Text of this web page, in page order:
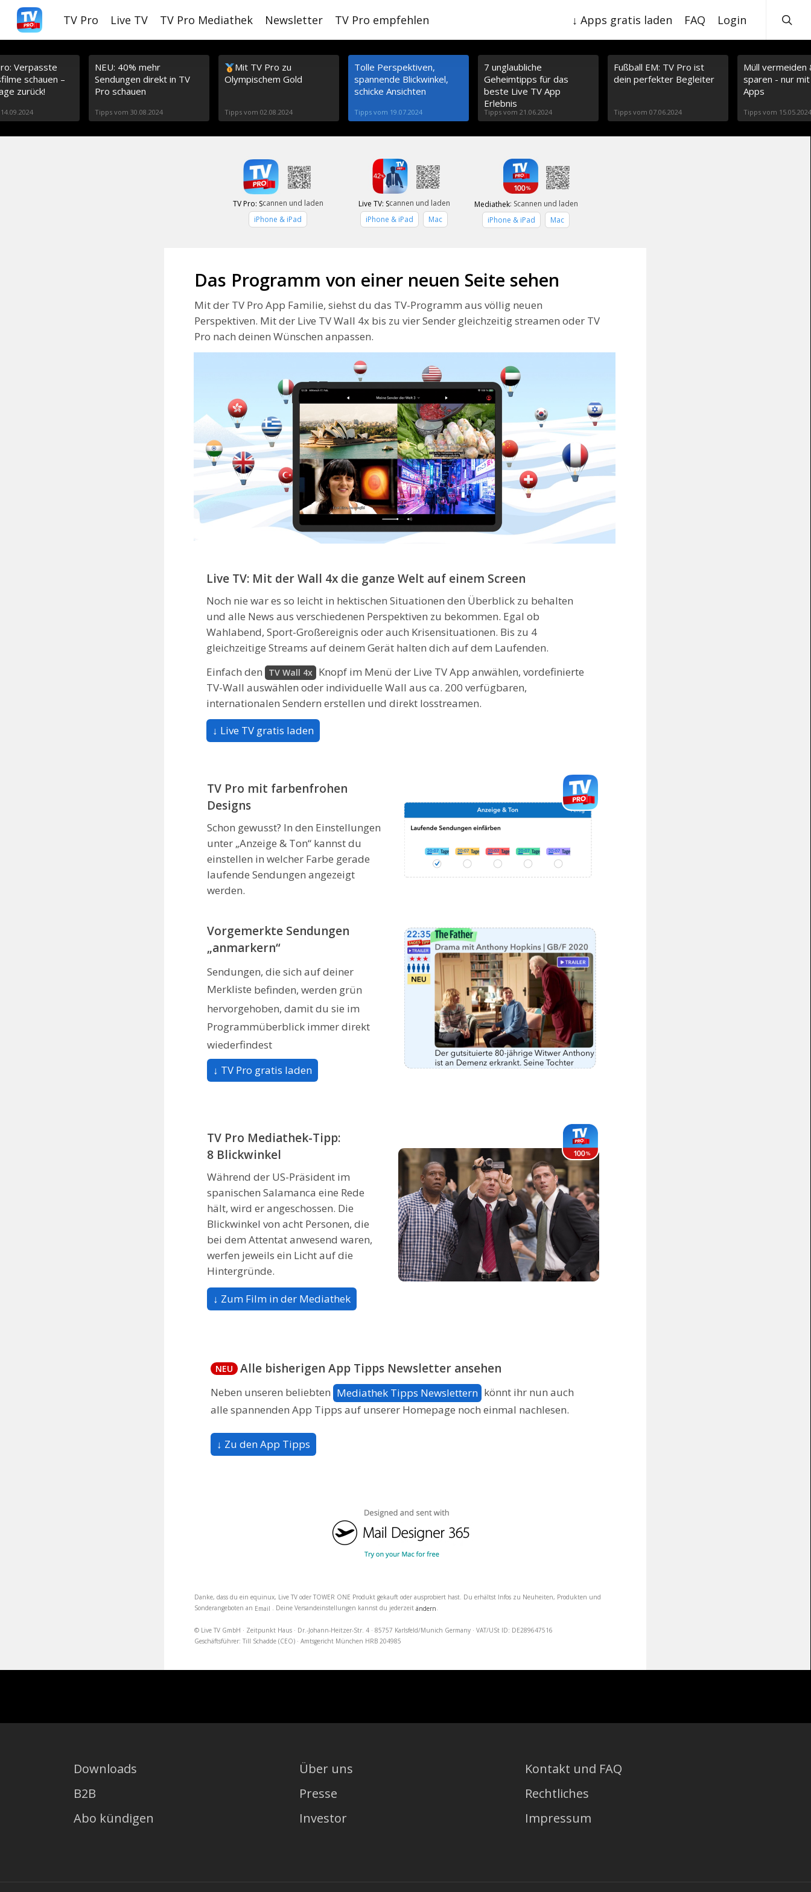
p
t
o
TV Pro Live TV TV Pro Mediathek Newsletter TV Pro empfehlen ↓ Apps gratis laden FAQ Login
e
r
c
h
Verpasste
schauen –
zurück!
NEU: 40% mehr
Sendungen direkt in TV
Pro schauen
Tipps vom 30.08.2024
Mit TV Pro zu
Olympischem Gold
Tipps vom 02.08.2024
Tolle Perspektiven,
spannende Blickwinkel,
schicke Ansichten
Tipps vom 19.07.2024
7 unglaubliche
Geheimtipps für das
beste Live TV App
Erlebnis
Tipps vom 21.06.2024
Fußball EM: TV Pro ist
dein perfekter Begleiter
Tipps vom 07.06.2024
Müll vermeiden
sparen - nur
Apps
Tipps vom
TV Pro: Scannen und laden
iPhone & iPad
Live TV: Scannen und laden
iPhone & iPad
Mac
Mediathek: Scannen und laden
iPhone & iPad
Mac
Das Programm von einer neuen Seite sehen
Mit der TV Pro App Familie, siehst du das TV-Programm aus völlig neuen
Perspektiven. Mit der Live TV Wall 4x bis zu vier Sender gleichzeitig streamen oder TV
Pro nach deinen Wünschen anpassen.
Live TV: Mit der Wall 4x die ganze Welt auf einem Screen
Noch nie war es so leicht in hektischen Situationen den Überblick zu behalten
und alle News aus verschiedenen Perspektiven zu bekommen. Egal ob
Wahlabend, Sport-Großereignis oder auch Krisensituationen. Bis zu 4
gleichzeitige Streams auf deinem Gerät halten dich auf dem Laufenden.
Einfach den TV Wall 4x Knopf im Menü der Live TV App anwählen, vordefinierte
TV-Wall auswählen oder individuelle Wall aus ca. 200 verfügbaren,
internationalen Sendern erstellen und direkt losstreamen.
↓ Live TV gratis laden
TV Pro mit farbenfrohen
Designs
Schon gewusst? In den Einstellungen
unter „Anzeige & Ton“ kannst du
einstellen in welcher Farbe gerade
laufende Sendungen angezeigt
werden.
Vorgemerkte Sendungen
„anmarkern“
Sendungen, die sich auf deiner
Merkliste befinden, werden grün
hervorgehoben, damit du sie im
Programmüberblick immer direkt
wiederfindest
↓ TV Pro gratis laden
TV Pro Mediathek-Tipp:
8 Blickwinkel
Während der US-Präsident im
spanischen Salamanca eine Rede
hält, wird er angeschossen. Die
Blickwinkel von acht Personen, die
bei dem Attentat anwesend waren,
werfen jeweils ein Licht auf die
Hintergründe.
↓ Zum Film in der Mediathek
NEU Alle bisherigen App Tipps Newsletter ansehen
Neben unseren beliebten Mediathek Tipps Newslettern könnt ihr nun auch
alle spannenden App Tipps auf unserer Homepage noch einmal nachlesen.
↓ Zu den App Tipps
Danke, dass du ein equinux, Live TV oder TOWER ONE Produkt gekauft oder ausprobiert hast. Du erhältst Infos zu Neuheiten, Produkten und
Sonderangeboten an Email . Deine Versandeinstellungen kannst du jederzeitändern.
© Live TV GmbH · Zeitpunkt Haus · Dr.-Johann-Heitzer-Str. 4 · 85757 Karlsfeld/Munich Germany · VAT/USt ID: DE289647516
Geschäftsführer: Till Schadde (CEO) · Amtsgericht München HRB 204985
Downloads
B2B
Abo kündigen
Über uns
Presse
Investor
Kontakt und FAQ
Rechtliches
Impressum